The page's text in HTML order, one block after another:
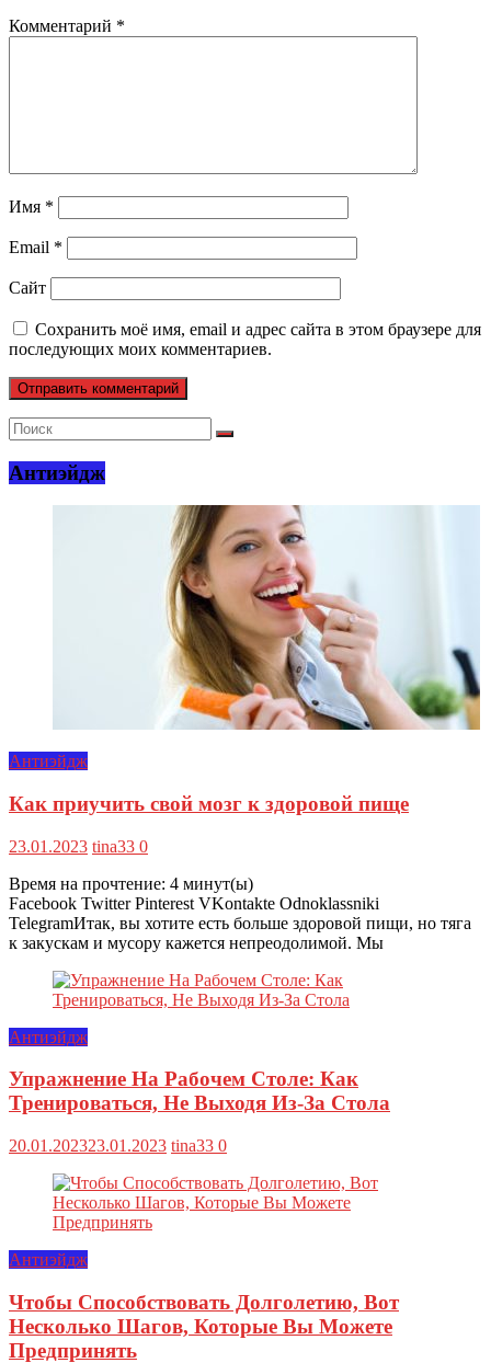
Комментарий *
Имя *
Email *
Сайт
Сохранить моё имя, email и адрес сайта в этом браузере для
последующих моих комментариев.
Антиэйдж
Антиэйдж
Как приучить свой мозг к здоровой пище
23.01.2023 tina33 0
Время на прочтение: 4 минут(ы)
Facebook Twitter Pinterest VKontakte Odnoklassniki
TelegramИтак, вы хотите есть больше здоровой пищи, но тяга
к закускам и мусору кажется непреодолимой. Мы
Антиэйдж
Упражнение На Рабочем Столе: Как
Тренироваться, Не Выходя Из-За Стола
20.01.202323.01.2023 tina33 0
Антиэйдж
Чтобы Способствовать Долголетию, Вот
Несколько Шагов, Которые Вы Можете
Предпринять